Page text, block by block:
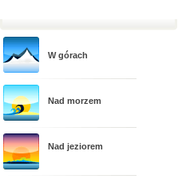
W górach
Nad morzem
Nad jeziorem